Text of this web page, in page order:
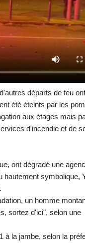
départs de feu
été éteints par les
aux étages mais
d'incendie et de
ont dégradé une
hautement symbolique,
un homme
sortez d'ici", selon une
à la jambe, selon la